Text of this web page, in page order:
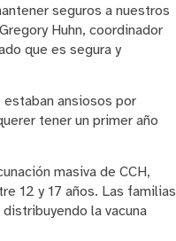
seguros a nuestros
Huhn, coordinador
que es segura y
ansiosos por
tener un primer año
masiva de CCH,
12 y 17 años. Las familias
la vacuna